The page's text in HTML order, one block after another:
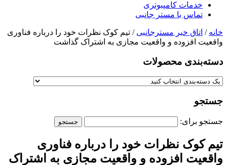
خدمات کامپیوتری
تماس با مستر جانبی
خانه / اتاق خبر مسترجانبی / تیم کوک نظرات خود را درباره فناوری
واقعیت افزوده و واقعیت مجازی به اشتراک گذاشت
دسته‌بندی‌ محصولات
جستجو
جستجو برای:
تیم کوک نظرات خود را درباره فناوری
واقعیت افزوده و واقعیت مجازی به اشتراک